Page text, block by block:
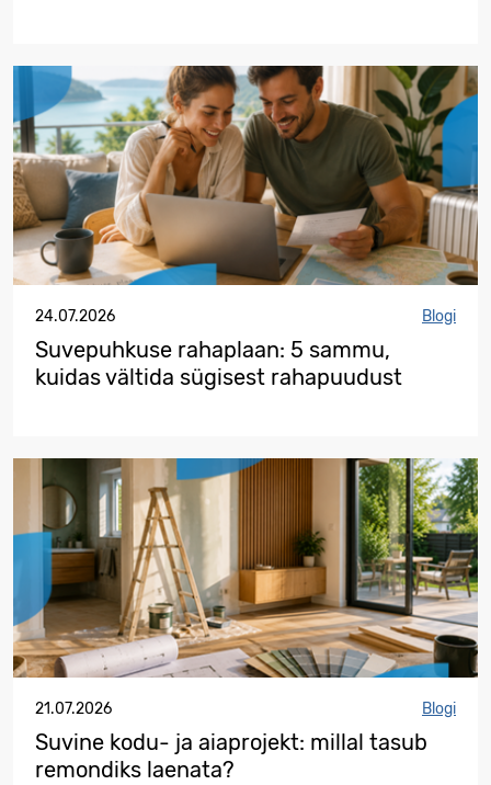
24.07.2026 Blogi
Suvepuhkuse rahaplaan: 5 sammu,
kuidas vältida sügisest rahapuudust
21.07.2026 Blogi
Suvine kodu- ja aiaprojekt: millal tasub
remondiks laenata?